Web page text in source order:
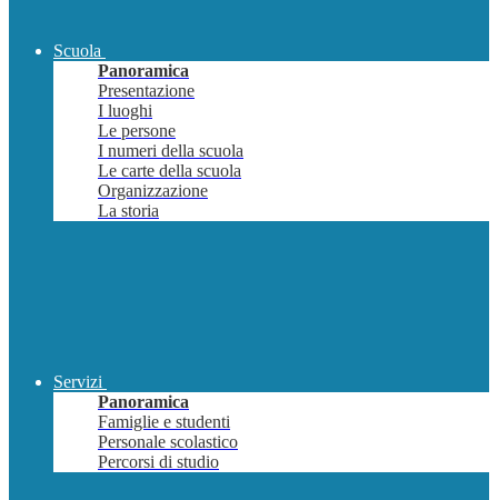
Scuola
Panoramica
Presentazione
I luoghi
Le persone
I numeri della scuola
Le carte della scuola
Organizzazione
La storia
Servizi
Panoramica
Famiglie e studenti
Personale scolastico
Percorsi di studio